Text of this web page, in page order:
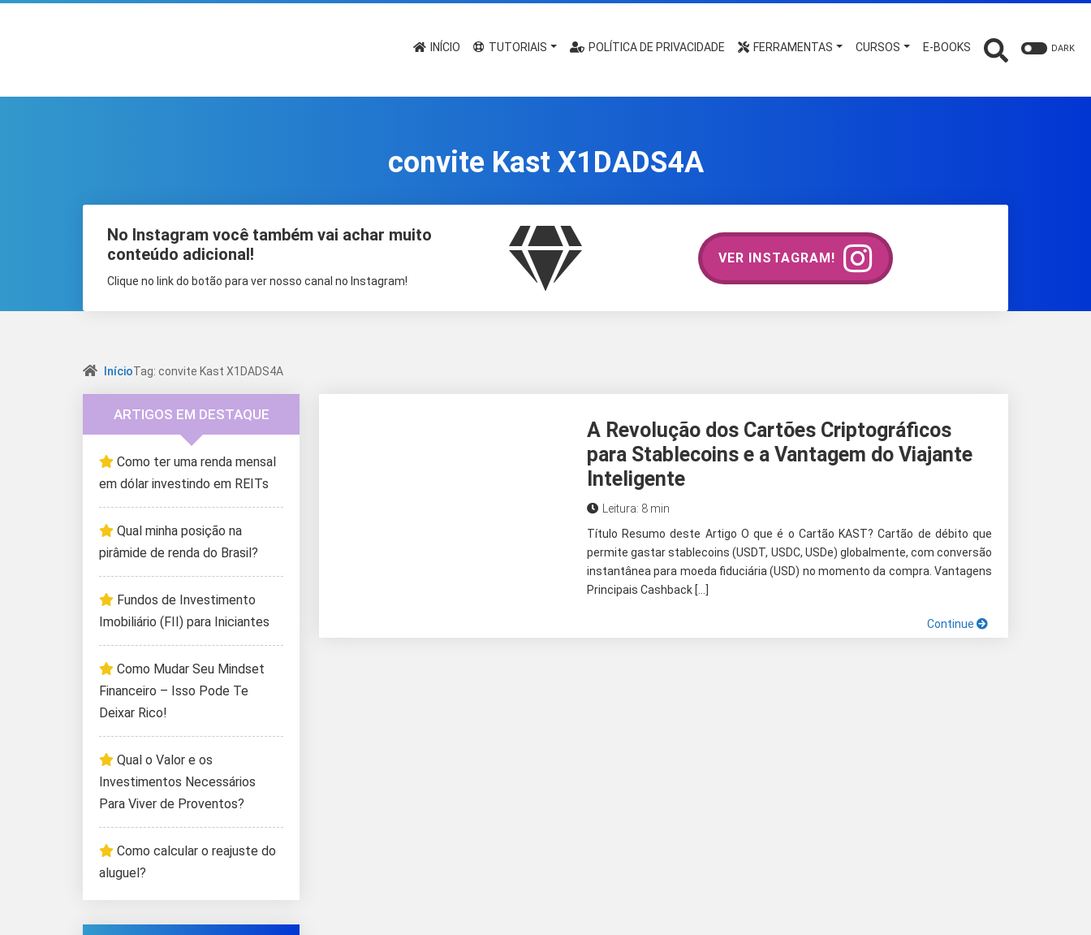
INÍCIO TUTORIAIS POLÍTICA DE PRIVACIDADE FERRAMENTAS CURSOS E-BOOKS DARK
convite Kast X1DADS4A
No Instagram você também vai achar muito
conteúdo adicional!
Clique no link do botão para ver nosso canal no Instagram!
VER INSTAGRAM!
InícioTag: convite Kast X1DADS4A
A Revolução dos Cartões Criptográficos
para Stablecoins e a Vantagem do Viajante
Inteligente
Leitura: 8 min
Título Resumo deste Artigo O que é o Cartão KAST? Cartão de débito que
permite gastar stablecoins (USDT, USDC, USDe) globalmente, com conversão
instantânea para moeda fiduciária (USD) no momento da compra. Vantagens
Principais Cashback […]
Continue
ARTIGOS EM DESTAQUE
Como ter uma renda mensal
em dólar investindo em REITs
Qual minha posição na
pirâmide de renda do Brasil?
Fundos de Investimento
Imobiliário (FII) para Iniciantes
Como Mudar Seu Mindset
Financeiro – Isso Pode Te
Deixar Rico!
Qual o Valor e os
Investimentos Necessários
Para Viver de Proventos?
Como calcular o reajuste do
aluguel?